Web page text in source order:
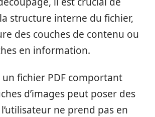
structure interne du fichier,
des couches de contenu ou
en information.
un fichier PDF comportant
d’images peut poser des
ne prend pas en